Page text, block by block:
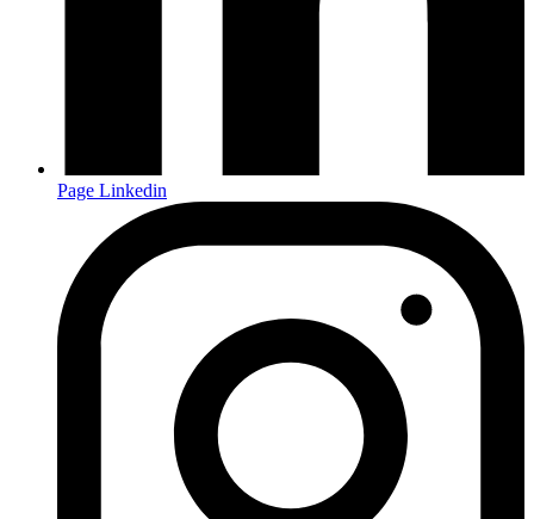
Page Linkedin